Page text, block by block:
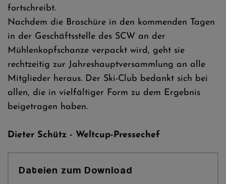
fortschreibt.
Nachdem die Broschüre in den kommenden Tagen
in der Geschäftsstelle des SCW an der
Mühlenkopfschanze verpackt wird, geht sie
rechtzeitig zur Jahreshauptversammlung an alle
Mitglieder heraus. Der Ski-Club bedankt sich bei
allen, die in vielfältiger Form zu dem Ergebnis
beigetragen haben.
Dieter Schütz - Weltcup-Pressechef
Dateien zum Download